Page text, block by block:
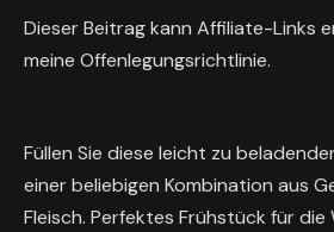
Dieser Beitrag kann Affiliate-Links
meine Offenlegungsrichtlinie.
Füllen Sie diese leicht zu
einer beliebigen Kombination aus
Fleisch. Perfektes Frühstück für die